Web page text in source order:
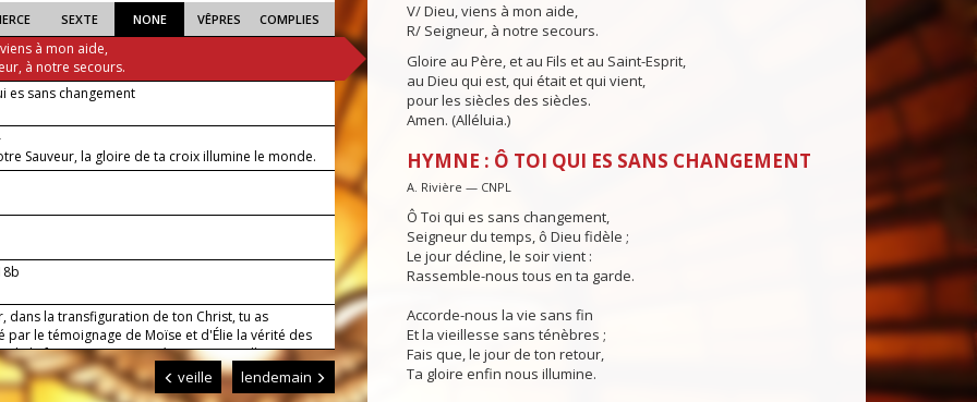
SEXTE NONE VÊPRES COMPLIES
à mon aide,
à notre secours.
es sans changement
Sauveur, la gloire de ta croix illumine le monde.
dans la transfiguration de ton Christ, tu as
par le témoignage de Moïse et d'Élie la vérité des
de la foi, et tu as annoncé notre merveilleuse
; accorde-nous d'écouter la voix de ton Fils bien-
de pouvoir un jour partager avec lui son héritage.
veille lendemain
V/ Dieu, viens à mon aide,
R/ Seigneur, à notre secours.
Gloire au Père, et au Fils et au Saint-Esprit,
au Dieu qui est, qui était et qui vient,
pour les siècles des siècles.
Amen. (Alléluia.)
HYMNE : Ô TOI QUI ES SANS CHANGEMENT
A. Rivière — CNPL
Ô Toi qui es sans changement,
Seigneur du temps, ô Dieu fidèle ;
Le jour décline, le soir vient :
Rassemble-nous tous en ta garde.
Accorde-nous la vie sans fin
Et la vieillesse sans ténèbres ;
Fais que, le jour de ton retour,
Ta gloire enfin nous illumine.